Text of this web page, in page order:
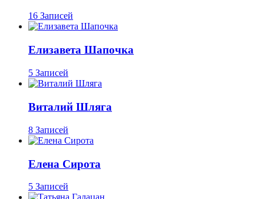
16 Записей
Елизавета Шапочка
5 Записей
Виталий Шляга
8 Записей
Елена Сирота
5 Записей